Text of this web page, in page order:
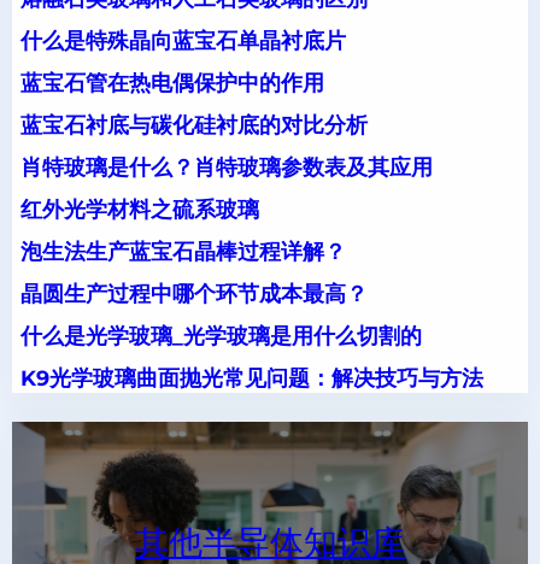
什么是特殊晶向蓝宝石单晶衬底片
蓝宝石管在热电偶保护中的作用
蓝宝石衬底与碳化硅衬底的对比分析
肖特玻璃是什么？肖特玻璃参数表及其应用
红外光学材料之硫系玻璃
泡生法生产蓝宝石晶棒过程详解？
晶圆生产过程中哪个环节成本最高？
什么是光学玻璃_光学玻璃是用什么切割的
K9光学玻璃曲面抛光常见问题：解决技巧与方法
其他半导体知识库